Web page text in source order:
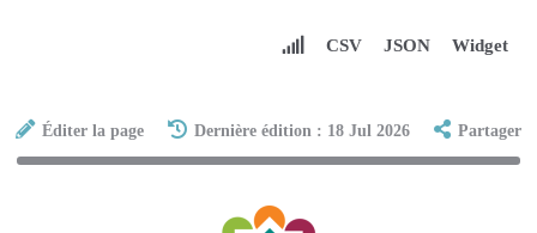
CSV JSON Widget
Éditer la page Dernière édition : 18 Jul 2026 Partager